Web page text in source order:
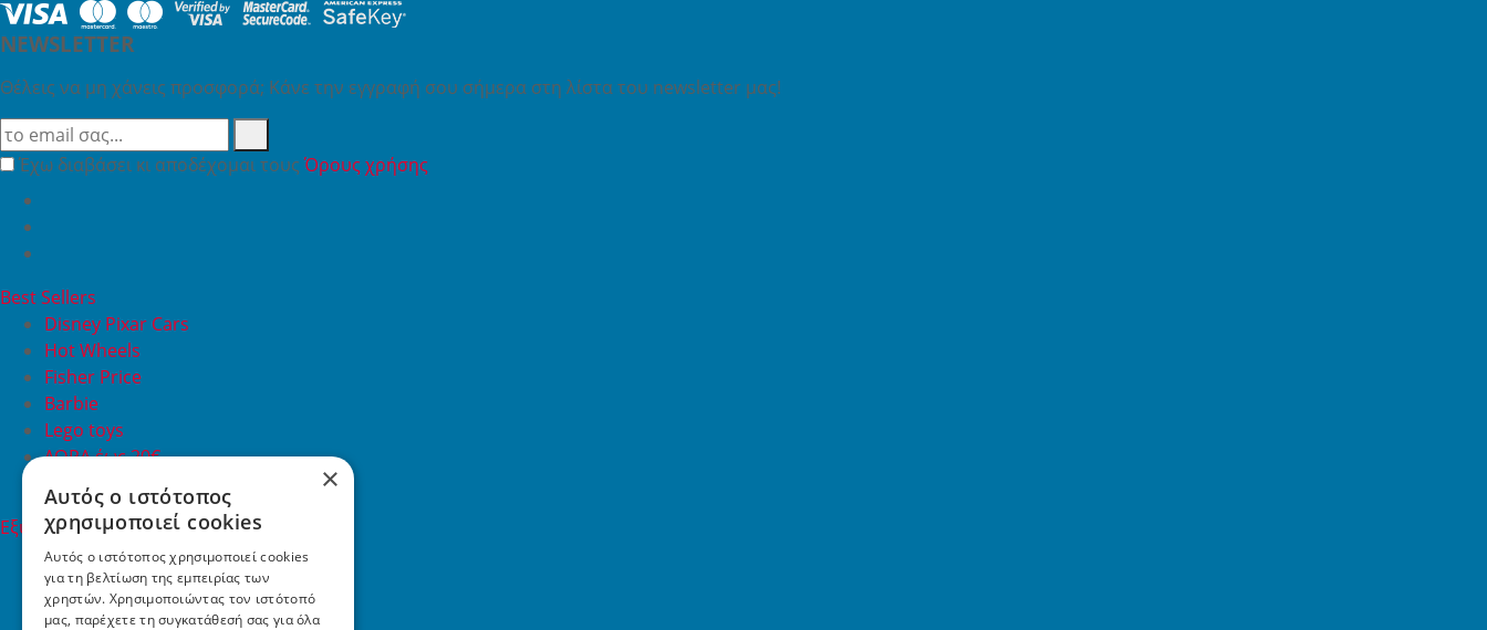
NEWSLETTER
Θέλεις να μη χάνεις προσφορά; Κάνε την εγγραφή σου σήμερα στη λίστα του newsletter μας!
Έχω διαβάσει κι αποδέχομαι τουςΌρους χρήσης
Best Sellers
Disney Pixar Cars
Hot Wheels
Fisher Price
Barbie
Lego toys
ΔΩΡΑ έως 20€
ΠΡΟΣΦΟΡΕΣ
Εξυπηρέτηση Πελατών
Εξυπηρέτηση πελατών
Συχνές ερωτήσεις
Όροι χρήσης
×
Αυτός ο ιστότοπος
χρησιμοποιεί cookies
Αυτός ο ιστότοπος χρησιμοποιεί cookies
για τη βελτίωση της εμπειρίας των
χρηστών. Χρησιμοποιώντας τον ιστότοπό
μας, παρέχετε τη συγκατάθεσή σας για όλα